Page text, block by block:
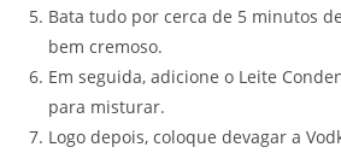
Bata tudo por cerca de 5 minutos
bem cremoso.
Em seguida, adicione o Leite
para misturar.
Logo depois, coloque devagar a